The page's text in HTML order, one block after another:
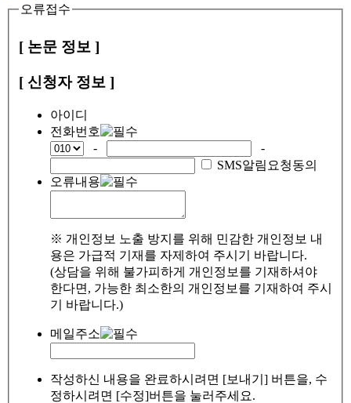
오류접수
[ 논문 정보 ]
[ 신청자 정보 ]
아이디
전화번호
-
-
SMS알림요청동의
오류내용
※ 개인정보 노출 방지를 위해 민감한 개인정보 내
용은 가급적 기재를 자제하여 주시기 바랍니다.
(상담을 위해 불가피하게 개인정보를 기재하셔야
한다면, 가능한 최소한의 개인정보를 기재하여 주시
기 바랍니다.)
메일주소
작성하신 내용을 완료하시려면 [보내기] 버튼을, 수
정하시려면 [수정]버튼을 눌러주세요.